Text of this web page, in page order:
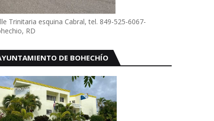
Trinitaria esquina Cabral, tel. 849-525-6067-
RD
DE BOHECHÍO